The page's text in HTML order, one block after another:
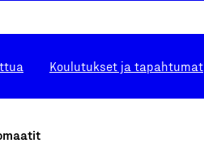
Koulutukset ja tapahtumat